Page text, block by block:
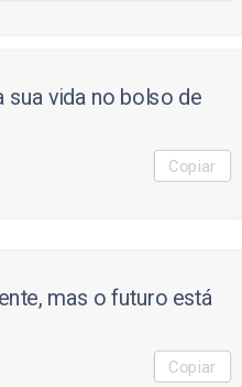
sua vida no bolso de
Copiar
mas o futuro está
Copiar